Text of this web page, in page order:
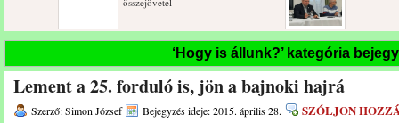
Rendkívüli közgyűlés és a 2025.
Dálnoki József 90 éves
‘Hogy is állunk?’ kategória
Lement a 25. forduló is, jön a bajnoki hajrá
Szerző: Simon József Bejegyzés ideje: 2015. április 28. SZÓLJON